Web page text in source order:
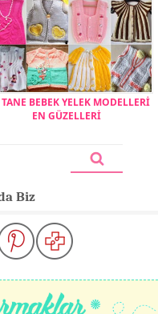
BEBEK YELEK MODELLERİ
EN GÜZELLERİ
Biz